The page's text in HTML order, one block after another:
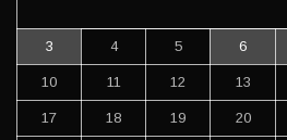
3 4 5 6
10 11 12 13
17 18 19 20